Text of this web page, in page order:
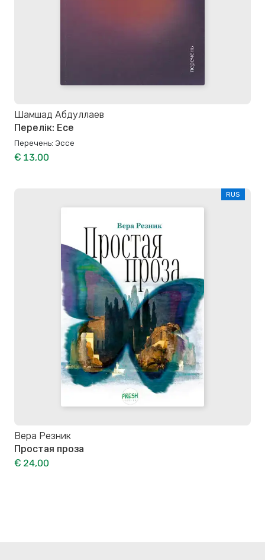
Шамшад Абдуллаев
Перелік: Есе
Перечень: Эссе
€ 13,00
RUS
Вера Резник
Простая проза
€ 24,00